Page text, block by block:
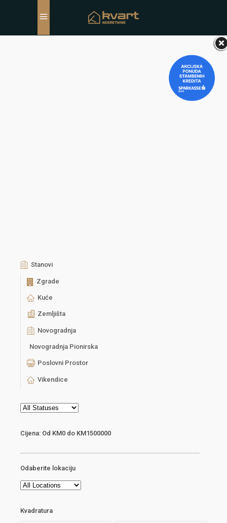
Stanovi
Zgrade
Kuće
Zemljišta
Novogradnja
Novogradnja Pionirska
Poslovni Prostor
Vikendice
Cijena: Od KM0 do KM1500000
Odaberite lokaciju
Kvadratura